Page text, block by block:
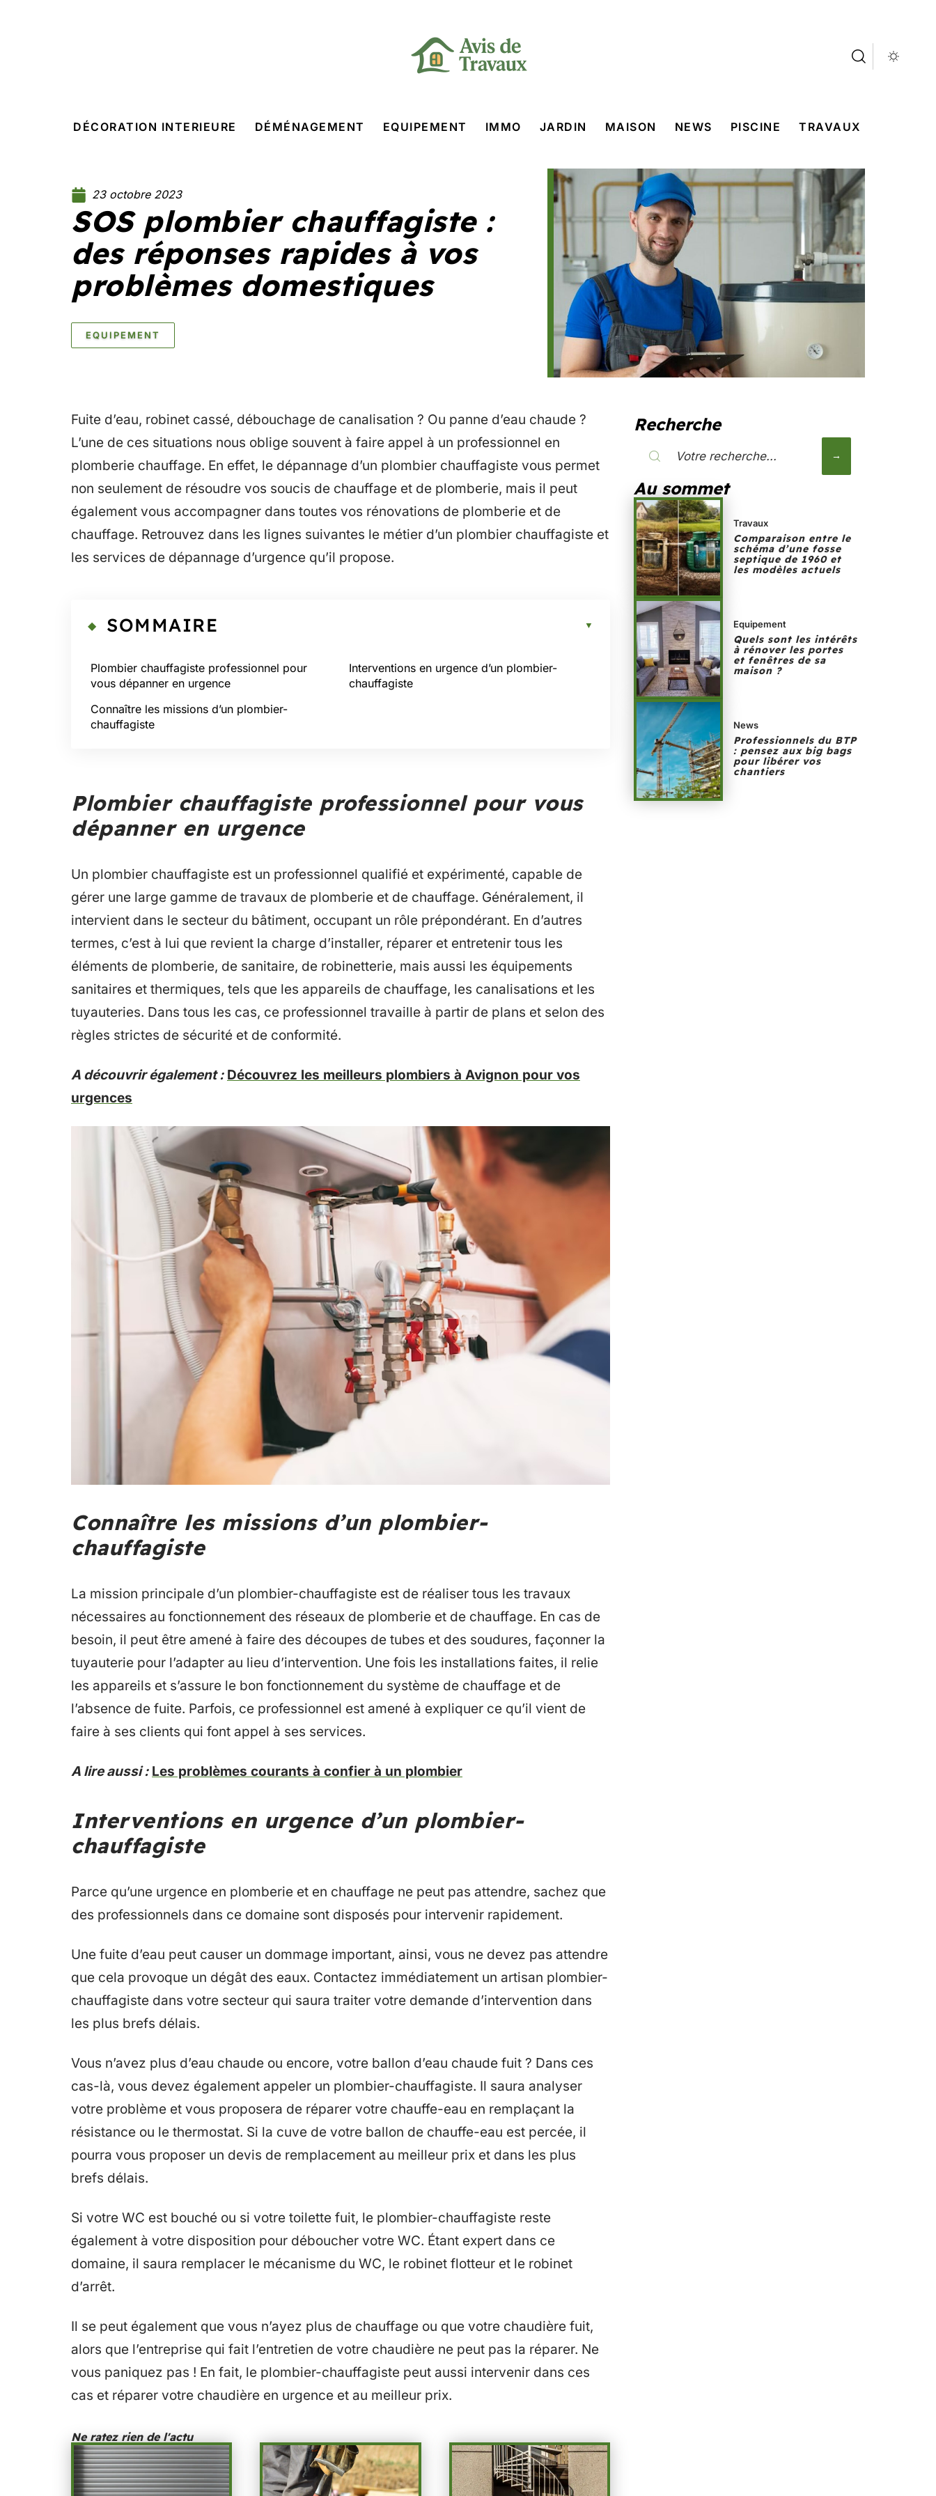
DÉCORATION INTERIEURE DÉMÉNAGEMENT EQUIPEMENT IMMO JARDIN MAISON NEWS PISCINE TRAVAUX
23 octobre 2023
SOS plombier chauffagiste :
des réponses rapides à vos
problèmes domestiques
EQUIPEMENT
Fuite d’eau, robinet cassé, débouchage de canalisation ? Ou panne d’eau chaude ?
L’une de ces situations nous oblige souvent à faire appel à un professionnel en
plomberie chauffage. En effet, le dépannage d’un plombier chauffagiste vous permet
non seulement de résoudre vos soucis de chauffage et de plomberie, mais il peut
également vous accompagner dans toutes vos rénovations de plomberie et de
chauffage. Retrouvez dans les lignes suivantes le métier d’un plombier chauffagiste et
les services de dépannage d’urgence qu’il propose.
SOMMAIRE
Plombier chauffagiste professionnel pour
vous dépanner en urgence
Connaître les missions d’un plombier-
chauffagiste
Interventions en urgence d’un plombier-
chauffagiste
Plombier chauffagiste professionnel pour vous
dépanner en urgence
Un plombier chauffagiste est un professionnel qualifié et expérimenté, capable de
gérer une large gamme de travaux de plomberie et de chauffage. Généralement, il
intervient dans le secteur du bâtiment, occupant un rôle prépondérant. En d’autres
termes, c’est à lui que revient la charge d’installer, réparer et entretenir tous les
éléments de plomberie, de sanitaire, de robinetterie, mais aussi les équipements
sanitaires et thermiques, tels que les appareils de chauffage, les canalisations et les
tuyauteries. Dans tous les cas, ce professionnel travaille à partir de plans et selon des
règles strictes de sécurité et de conformité.
A découvrir également : Découvrez les meilleurs plombiers à Avignon pour vos
urgences
Connaître les missions d’un plombier-
chauffagiste
La mission principale d’un plombier-chauffagiste est de réaliser tous les travaux
nécessaires au fonctionnement des réseaux de plomberie et de chauffage. En cas de
besoin, il peut être amené à faire des découpes de tubes et des soudures, façonner la
tuyauterie pour l’adapter au lieu d’intervention. Une fois les installations faites, il relie
les appareils et s’assure le bon fonctionnement du système de chauffage et de
l’absence de fuite. Parfois, ce professionnel est amené à expliquer ce qu’il vient de
faire à ses clients qui font appel à ses services.
A lire aussi : Les problèmes courants à confier à un plombier
Interventions en urgence d’un plombier-
chauffagiste
Parce qu’une urgence en plomberie et en chauffage ne peut pas attendre, sachez que
des professionnels dans ce domaine sont disposés pour intervenir rapidement.
Une fuite d’eau peut causer un dommage important, ainsi, vous ne devez pas attendre
que cela provoque un dégât des eaux. Contactez immédiatement un artisan plombier-
chauffagiste dans votre secteur qui saura traiter votre demande d’intervention dans
les plus brefs délais.
Vous n’avez plus d’eau chaude ou encore, votre ballon d’eau chaude fuit ? Dans ces
cas-là, vous devez également appeler un plombier-chauffagiste. Il saura analyser
votre problème et vous proposera de réparer votre chauffe-eau en remplaçant la
résistance ou le thermostat. Si la cuve de votre ballon de chauffe-eau est percée, il
pourra vous proposer un devis de remplacement au meilleur prix et dans les plus
brefs délais.
Si votre WC est bouché ou si votre toilette fuit, le plombier-chauffagiste reste
également à votre disposition pour déboucher votre WC. Étant expert dans ce
domaine, il saura remplacer le mécanisme du WC, le robinet flotteur et le robinet
d’arrêt.
Il se peut également que vous n’ayez plus de chauffage ou que votre chaudière fuit,
alors que l’entreprise qui fait l’entretien de votre chaudière ne peut pas la réparer. Ne
vous paniquez pas ! En fait, le plombier-chauffagiste peut aussi intervenir dans ces
cas et réparer votre chaudière en urgence et au meilleur prix.
Ne ratez rien de l'actu
Recherche
Au sommet
Travaux
Comparaison entre le
schéma d’une fosse
septique de 1960 et
les modèles actuels
Equipement
Quels sont les intérêts
à rénover les portes
et fenêtres de sa
maison ?
News
Professionnels du BTP
: pensez aux big bags
pour libérer vos
chantiers